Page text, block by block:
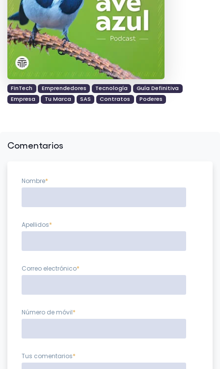
FinTech Emprendedores Tecnología
Guía Definitiva
Empresa
Tu Marca SAS Contratos Poderes
Comentarios
Nombre*
Apellidos*
Correo electrónico*
Número de móvil*
Tus comentarios*